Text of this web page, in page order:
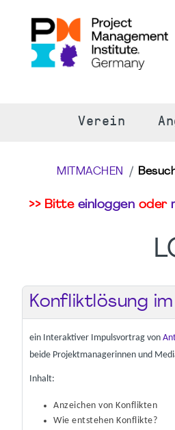
Verein
MITMACHEN
>> Bitte einloggen oder
Konfliktlösung
ein Interaktiver Impulsvortrag von
beide Projektmanagerinnen und
Inhalt:
Anzeichen von Konflikten
Wie entstehen Konflikte?